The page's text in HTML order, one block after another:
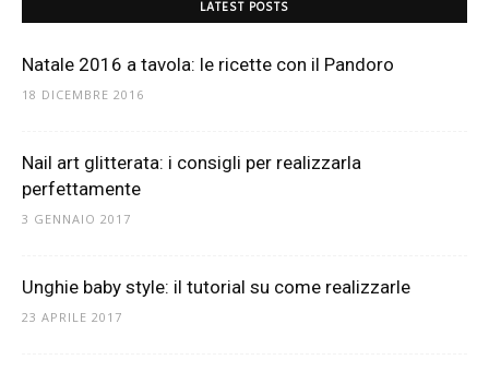
LATEST POSTS
Natale 2016 a tavola: le ricette con il Pandoro
18 DICEMBRE 2016
Nail art glitterata: i consigli per realizzarla
perfettamente
3 GENNAIO 2017
Unghie baby style: il tutorial su come realizzarle
23 APRILE 2017